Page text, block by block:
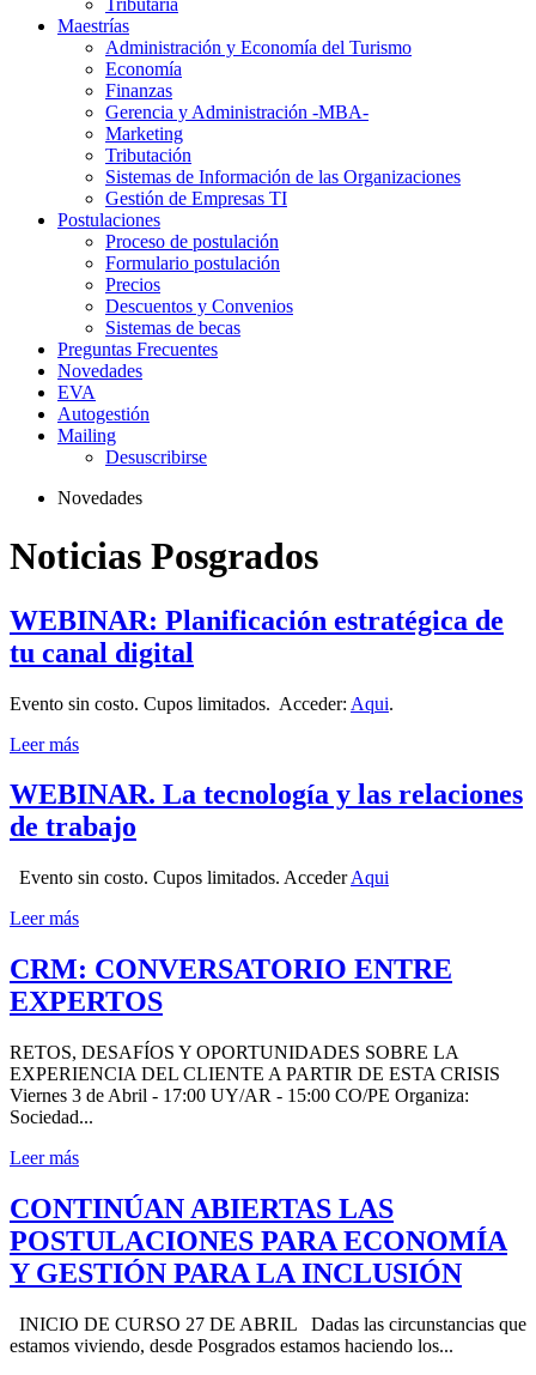
Maestrías
Administración y Economía del Turismo
Economía
Finanzas
Gerencia y Administración -MBA-
Marketing
Tributación
Sistemas de Información de las Organizaciones
Gestión de Empresas TI
Postulaciones
Proceso de postulación
Formulario postulación
Precios
Descuentos y Convenios
Sistemas de becas
Preguntas Frecuentes
Novedades
EVA
Autogestión
Mailing
Desuscribirse
Novedades
Noticias Posgrados
WEBINAR: Planificación estratégica de
tu canal digital
Evento sin costo. Cupos limitados. Acceder: Aqui.
Leer más
WEBINAR. La tecnología y las relaciones
de trabajo
Evento sin costo. Cupos limitados. AccederAqui
Leer más
CRM: CONVERSATORIO ENTRE
EXPERTOS
RETOS, DESAFÍOS Y OPORTUNIDADES SOBRE LA
EXPERIENCIA DEL CLIENTE A PARTIR DE ESTA CRISIS
Viernes 3 de Abril - 17:00 UY/AR - 15:00 CO/PE Organiza:
Sociedad...
Leer más
CONTINÚAN ABIERTAS LAS
POSTULACIONES PARA ECONOMÍA
Y GESTIÓN PARA LA INCLUSIÓN
INICIO DE CURSO 27 DE ABRIL Dadas las circunstancias que
estamos viviendo, desde Posgrados estamos haciendo los...